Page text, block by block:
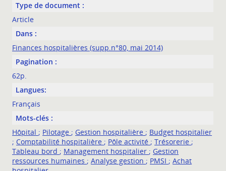
Type de document :
Article
Dans :
Finances hospitalières (supp.n°80, mai 2014)
Pagination :
62p.
Langues:
Français
Mots-clés :
Hôpital ; Pilotage ; Gestion hospitalière ; Budget hospitalier
; Comptabilité hospitalière ; Pôle activité ; Trésorerie ;
Tableau bord ; Management hospitalier ; Gestion
ressources humaines ; Analyse gestion ; PMSI ; Achat